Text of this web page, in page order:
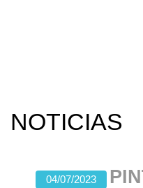
NOTICIAS
04/07/2023